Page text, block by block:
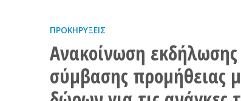
ΠΡΟΚΗΡΎΞΕΙΣ
Ανακοίνωση
σύμβασης προμήθειας